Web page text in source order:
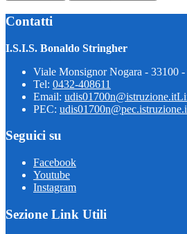
Contatti
I.S.I.S. Bonaldo Stringher
Viale Monsignor Nogara - 33100
Tel: 0432-408611
Email: udis01700n@istruzione.it
PEC:
Seguici su
Facebook
Youtube
Instagram
Sezione Link Utili